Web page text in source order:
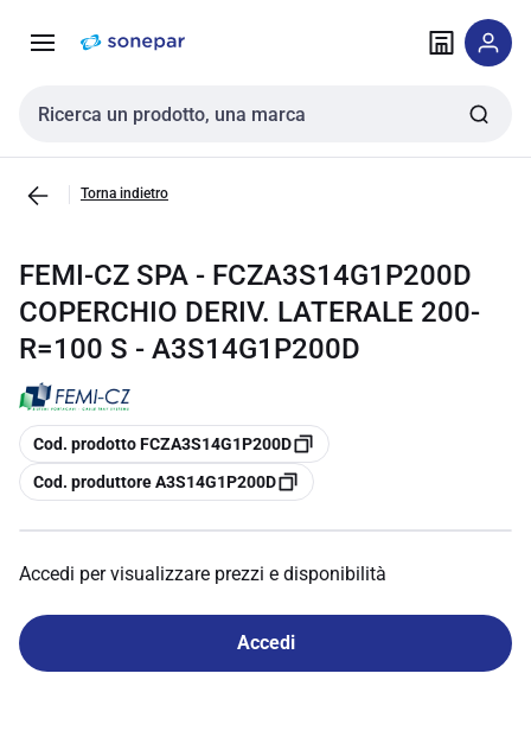
navigazione alla
Cerca input
Torna indietro
FEMI-CZ SPA - FCZA3S14G1P200D
COPERCHIO DERIV. LATERALE 200-
R=100 S - A3S14G1P200D
copia
Cod. prodotto FCZA3S14G1P200D
copia
Cod. produttore A3S14G1P200D
Accedi per visualizzare prezzi e disponibilità
Accedi